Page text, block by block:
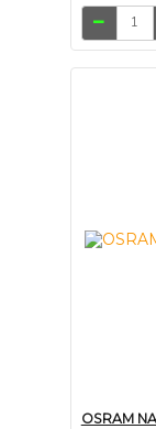
OSRAM